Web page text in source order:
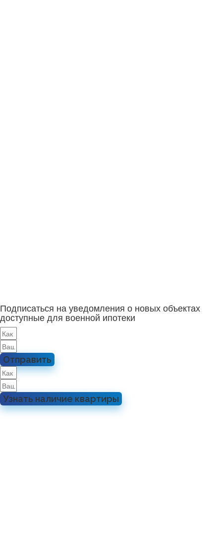
Подписаться на уведомления о новых объектах
доступные для военной ипотеки
Отправить
Узнать наличие квартиры